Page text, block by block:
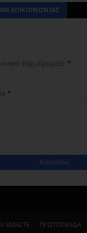
ΕΠΙΚΟΙΝΩΝΊΑΣ
ταχυδρομείο *
*
ΕΙΜΑΣΤΕ ΠΡΩΤΟΣΕΛΙΔΑ